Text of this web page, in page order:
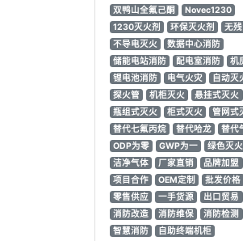
双鸭山全氟己酮
Novec1230
1230灭火剂
环保灭火剂
无
不导电灭火
数据中心消防
储能电站消防
配电室消防
机
锂电池消防
电气火灾
自动灭
探火管
机柜灭火
悬挂式灭火
瓶组式灭火
柜式灭火
管网式
替代七氟丙烷
替代哈龙
替代
ODP为零
GWP为一
绿色灭火
洁净气体
厂家直销
品牌加盟
项目合作
OEM定制
批发价格
零售供应
一手货源
出口贸易
消防改造
消防维保
消防检测
智慧消防
自助终端机柜